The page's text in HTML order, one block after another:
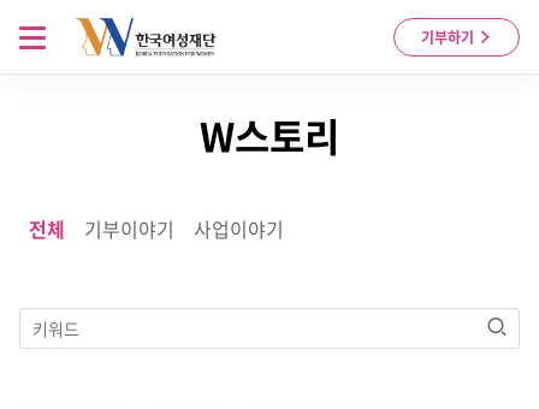
Skip to content
기부하기
메뉴 열기
W스토리
전체 기부이야기 사업이야기
검색